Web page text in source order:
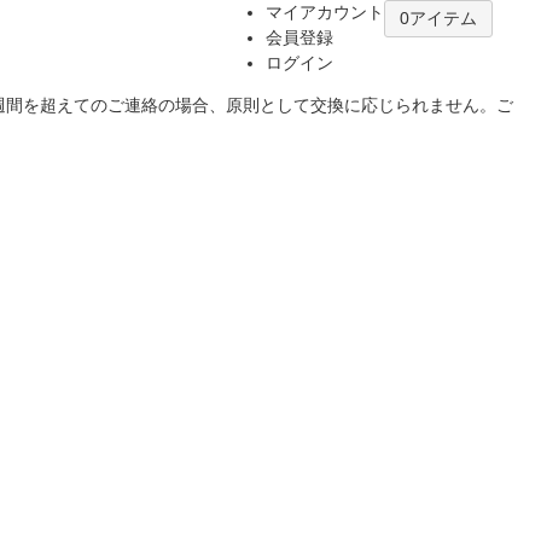
0アイテム
マイアカウント
会員登録
ログイン
を超えてのご連絡の場合、原則として交換に応じられません。ご